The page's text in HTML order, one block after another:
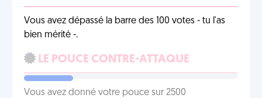
Vous avez dépassé la barre des 100 votes - tu l'as
bien mérité -.
LE POUCE CONTRE-ATTAQUE
Vous avez donné votre pouce sur 2500